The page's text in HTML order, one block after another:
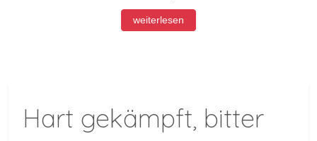
weiterlesen
Hart gekämpft, bitter